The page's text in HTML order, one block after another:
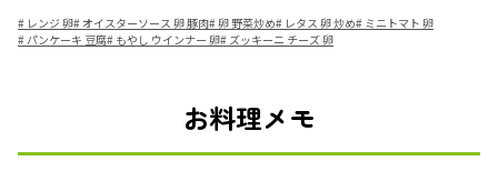
# レンジ 卵#オイスターソース 卵 豚肉#卵 野菜炒め# レタス 卵 炒め# ミニトマト 卵
#パンケーキ 豆腐# もやし ウインナー 卵# ズッキーニ チーズ 卵
お料理メモ